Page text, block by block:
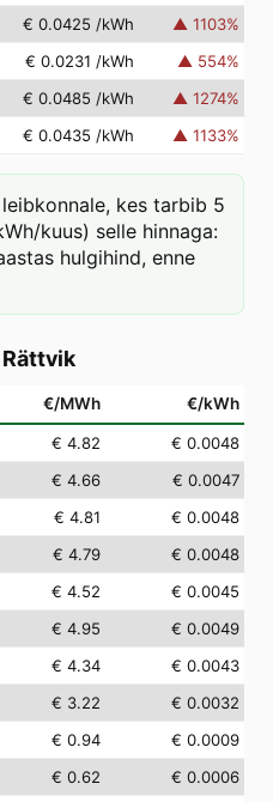
€ 0.0425 /kWh ▲ 1103%
€ 0.0231 /kWh ▲ 554%
€ 0.0485 /kWh ▲ 1274%
€ 0.0435 /kWh ▲ 1133%
kes tarbib 5
kuus) selle hinnaga:
hulgihind, enne
Rättvik
€/MWh €/kWh
€ 4.82
€ 0.0048
€ 4.66
€ 0.0047
€ 4.81
€ 0.0048
€ 4.79
€ 0.0048
€ 4.52
€ 0.0045
€ 4.95
€ 0.0049
€ 4.34
€ 0.0043
€ 3.22
€ 0.0032
€ 0.94
€ 0.0009
€ 0.62
€ 0.0006